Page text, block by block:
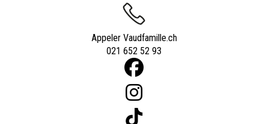
Appeler Vaudfamille.ch
021 652 52 93